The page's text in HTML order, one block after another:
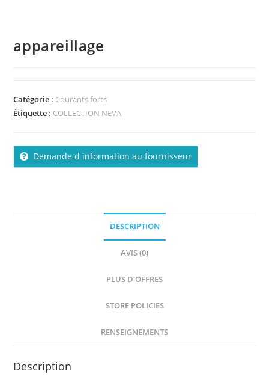
appareillage
Catégorie : Courants forts
Étiquette : COLLECTION NEVA
Demande d information au fournisseur
DESCRIPTION
AVIS (0)
PLUS D'OFFRES
STORE POLICIES
RENSEIGNEMENTS
Description